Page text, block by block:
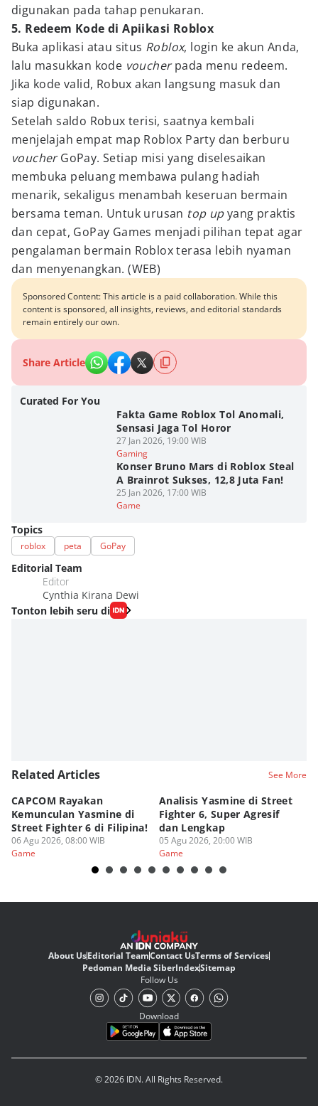
digunakan pada tahap penukaran.
5. Redeem Kode di Apiikasi Roblox
Buka aplikasi atau situs Roblox, login ke akun Anda,
lalu masukkan kode voucherpada menu redeem.
Jika kode valid, Robux akan langsung masuk dan
siap digunakan.
Setelah saldo Robux terisi, saatnya kembali
menjelajah empat map Roblox Party dan berburu
voucherGoPay. Setiap misi yang diselesaikan
membuka peluang membawa pulang hadiah
menarik, sekaligus menambah keseruan bermain
bersama teman. Untuk urusan top upyang praktis
dan cepat, GoPay Games menjadi pilihan tepat agar
pengalaman bermain Roblox terasa lebih nyaman
dan menyenangkan. (WEB)
Sponsored Content: This article is a paid collaboration. While this
content is sponsored, all insights, reviews, and editorial standards
remain entirely our own.
Share Article
Curated For You
Fakta Game Roblox Tol Anomali,
Sensasi Jaga Tol Horor
27 Jan 2026, 19:00 WIB
Gaming
Konser Bruno Mars di Roblox Steal
A Brainrot Sukses, 12,8 Juta Fan!
25 Jan 2026, 17:00 WIB
Game
Topics
roblox peta GoPay
Editorial Team
Editor
Cynthia Kirana Dewi
Tonton lebih seru di
Related Articles See More
CAPCOM Rayakan
Kemunculan Yasmine di
Street Fighter 6 di Filipina!
06 Agu 2026, 08:00 WIB
Game
Analisis Yasmine di Street
Fighter 6, Super Agresif
dan Lengkap
05 Agu 2026, 20:00 WIB
Game
About UsEditorial TeamContact UsTerms of Services
Pedoman Media SiberIndexSitemap
Follow Us
Download
© 2026 IDN. All Rights Reserved.